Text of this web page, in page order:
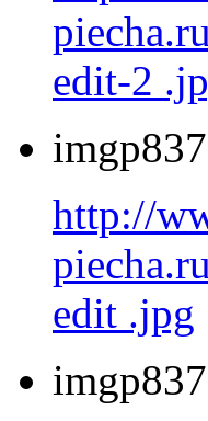
edit-2
http://
edit .jpg